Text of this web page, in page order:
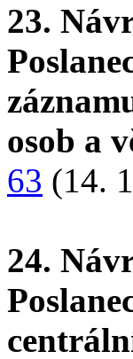
23.
osob a
63 (14.
24.